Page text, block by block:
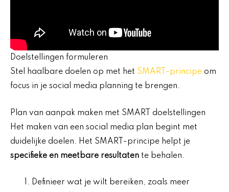
Doelstellingen formuleren
Stel haalbare doelen op met het SMART-principe om
focus in je social media planning te brengen.
Plan van aanpak maken met SMART doelstellingen
Het maken van een social media plan begint met
duidelijke doelen. Het SMART-principe helpt je
specifieke en meetbare resultaten te behalen.
Definieer wat je wilt bereiken, zoals meer